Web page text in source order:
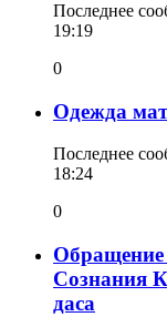
Последнее
19:19
0
Одежда
Последнее
18:24
0
Обращение
Сознания
даса